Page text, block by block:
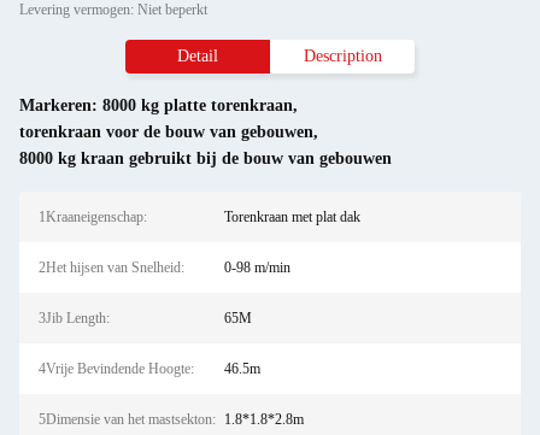
Levering vermogen: Niet beperkt
Detail Description
Markeren: 8000 kg platte torenkraan,
torenkraan voor de bouw van gebouwen,
8000 kg kraan gebruikt bij de bouw van gebouwen
1Kraaneigenschap: Torenkraan met plat dak
2Het hijsen van Snelheid: 0-98 m/min
3Jib Length: 65M
4Vrije Bevindende Hoogte: 46.5m
5Dimensie van het mastsekton: 1.8*1.8*2.8m